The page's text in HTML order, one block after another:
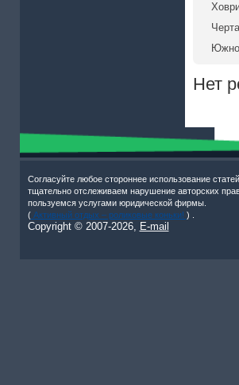
Нет
Согласуйте любое стороннее использование
тщательно отслеживаем нарушение авторских
пользуемся услугами юридической фирмы.
(Активный отдых – роликовые коньки! ) .
Copyright © 2007-2026, E-mail